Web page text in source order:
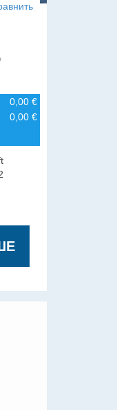
0,00 €
0,00 €